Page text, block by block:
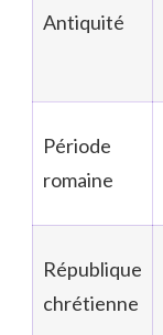
Antiquité
Période
romaine
République
chrétienne